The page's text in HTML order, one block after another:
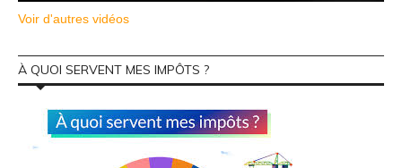
Voir d'autres vidéos
À QUOI SERVENT MES IMPÔTS ?